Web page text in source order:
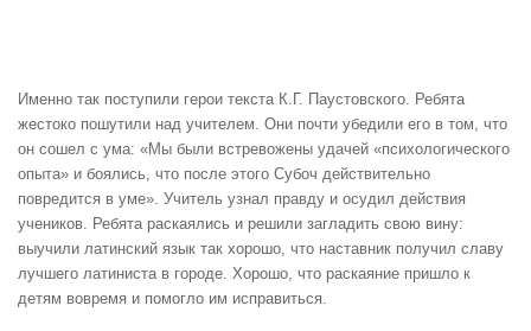
Именно так поступили герои текста К.Г. Паустовского. Ребята
жестоко пошутили над учителем. Они почти убедили его в том, что
он сошел с ума: «Мы были встревожены удачей «психологического
опыта» и боялись, что после этого Субоч действительно
повредится в уме». Учитель узнал правду и осудил действия
учеников. Ребята раскаялись и решили загладить свою вину:
выучили латинский язык так хорошо, что наставник получил славу
лучшего латиниста в городе. Хорошо, что раскаяние пришло к
детям вовремя и помогло им исправиться.